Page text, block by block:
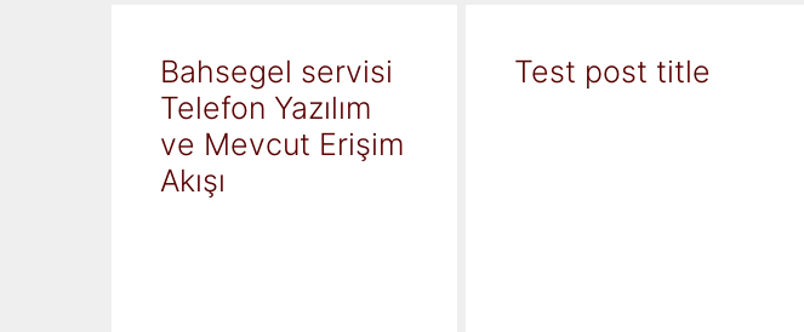
Bahsegel servisi
Telefon Yazılım
ve Mevcut Erişim
Akışı
Test post title